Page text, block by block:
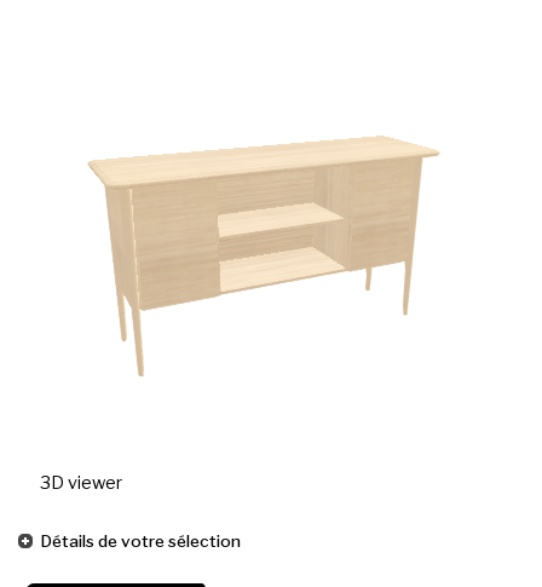
3D viewer
Détails de votre sélection